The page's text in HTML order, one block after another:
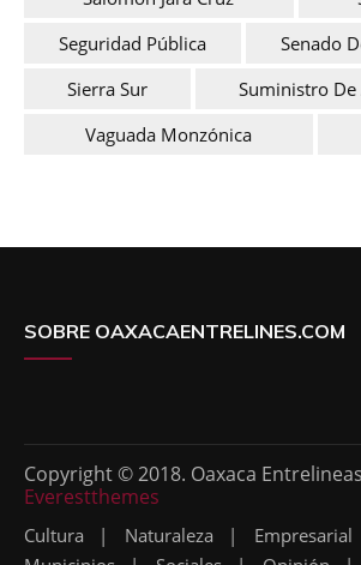
Seguridad Pública
Senado
Sierra Sur
Suministro De
Vaguada Monzónica
SOBRE OAXACAENTRELINES.COM
Copyright © 2018. Oaxaca
Everestthemes
Cultura Naturaleza
Empresarial